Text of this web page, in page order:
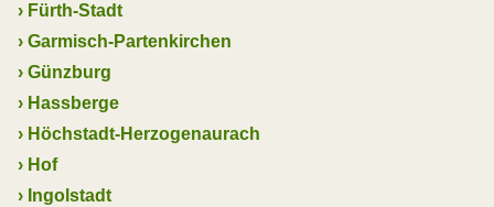
› Fürth-Stadt
› Garmisch-Partenkirchen
› Günzburg
› Hassberge
› Höchstadt-Herzogenaurach
› Hof
› Ingolstadt